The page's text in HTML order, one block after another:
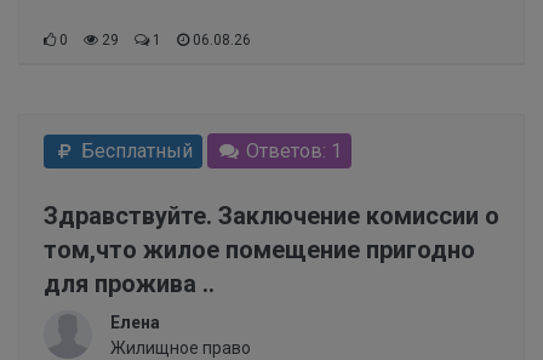
0 29 1 06.08.26
Бесплатный Ответов: 1
Здравствуйте. Заключение комиссии о
том,что жилое помещение пригодно
для прожива ..
Елена
Жилищное право